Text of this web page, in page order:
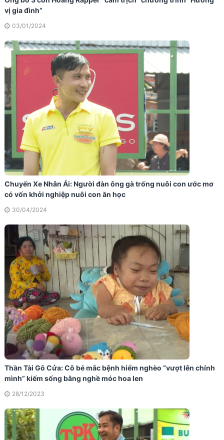
vị gia đình”
03/01/2024
Chuyến Xe Nhân Ái: Người đàn ông gà trống nuôi con ước mơ
có vốn khởi nghiệp nuôi con ăn học
30/04/2024
Thần Tài Gõ Cửa: Cô bé mắc bệnh hiểm nghèo “vượt lên chính
mình” kiếm sống bằng nghề móc hoa len
28/12/2023